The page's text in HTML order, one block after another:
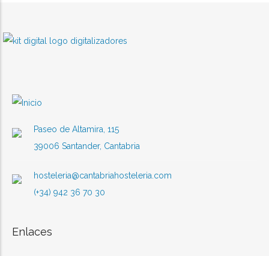
Paseo de Altamira, 115
39006 Santander, Cantabria
hosteleria@cantabriahosteleria.com
(+34) 942 36 70 30
Enlaces